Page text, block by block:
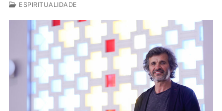
ESPIRITUALIDADE